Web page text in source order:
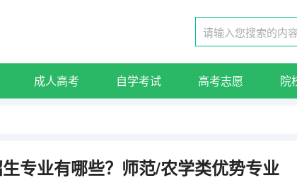
成人高考 自学考试 高考志愿 院
专业有哪些？师范/农学类优势专业